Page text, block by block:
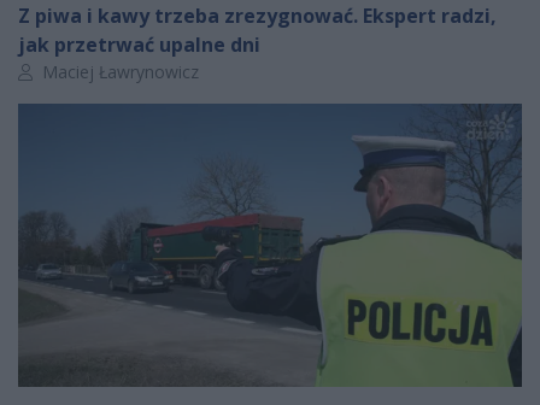
Z piwa i kawy trzeba zrezygnować. Ekspert radzi,
jak przetrwać upalne dni
Autor artykułu:
Maciej Ławrynowicz